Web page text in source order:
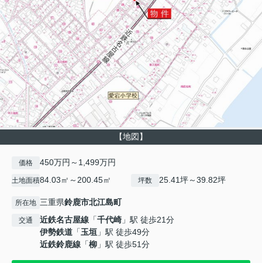
【地図】
価格 450万円～1,499万円
土地面積84.03㎡～200.45㎡ 坪数 25.41坪～39.82坪
所在地 三重県鈴鹿市北江島町
交通 近鉄名古屋線 「千代崎 」駅 徒歩21分
伊勢鉄道 「玉垣 」駅 徒歩49分
近鉄鈴鹿線 「柳 」駅 徒歩51分